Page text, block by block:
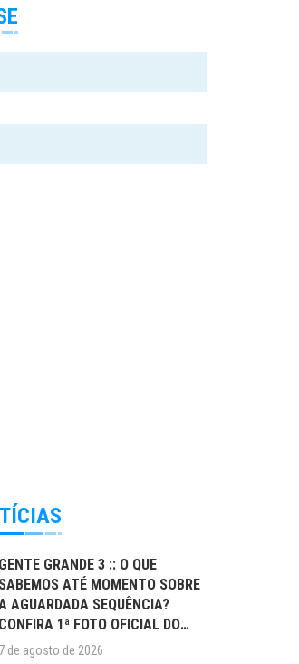
GENTE GRANDE 3 :: O QUE
SABEMOS ATÉ MOMENTO SOBRE
AGUARDADA SEQUÊNCIA?
CONFIRA 1ª FOTO OFICIAL DO
ELENCO!
7 de agosto de 2026